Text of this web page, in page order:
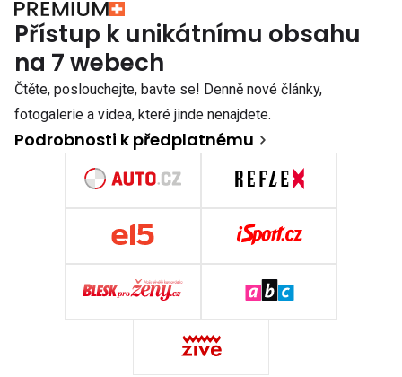
Přístup k unikátnímu obsahu
na 7 webech
Čtěte, poslouchejte, bavte se! Denně nové články,
fotogalerie a videa, které jinde nenajdete.
Podrobnosti k předplatnému